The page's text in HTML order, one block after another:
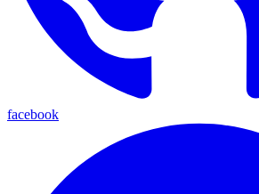
facebook